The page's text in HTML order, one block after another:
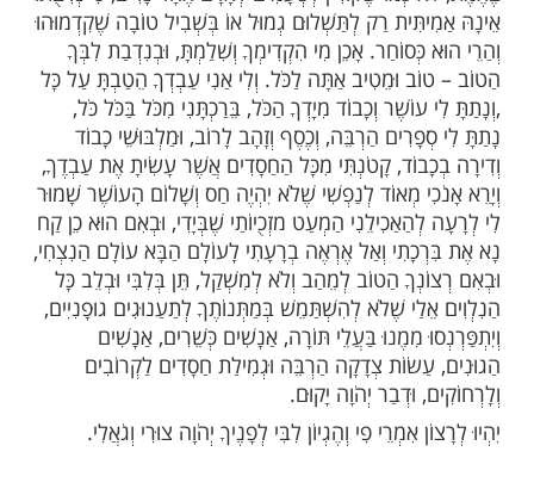
שלנו בתהיליםבלחיצה כאן >>>​
הַזָן מִקַרְנֵי רְאֵמִים וְעַד בֵּיצֵי כִינִים, וְאַתָּה
כָּל צָרְכֵיהֶם, וּנוֹסָף עַל הַצְרָכִים הַהֶכְרֵחִיִים אַתָּה
בּמִילוּי וָרֶיוַח וְעוֹשֶׁר וְכָבוֹד.
עוֹשֶׂה בְּנִדְבַת לִבְּךָ הַטוֹב. כִּי אַתָּה הוּא נָדִיב
שֶׁקוֹרִין לְפְעָמִים לְאָדָם אֶחָד נָדִיב, כִּי נְדִבֻתוֹ
רַק לְתַּשְׁלוּם גְמוּל אוֹ בְּשְׁבִיל טוֹבָה שֶׁקִדְמוּהוּ
כְּסוֹחַר. אָכֵן מִי הִקְדִימְךָ וְשִׁלַמְתָּ, וּבְנִדְבַת לִבְּךָ
וּמֵטִיב אַתָּה לַכֹּל. וְלִי אַנִי עַבְדְךָ הֵטַבְתָּ עַל כָּל
וְכָבוֹד מִיָדְךָ הַכֹּל, בֵּרַכְתָּנִי מִכֹּל בַּכֹּל כֹּל,
הַרְבֵּה, וְכֶסֶף וְזָהָב לָרוֹב, וּמַלְבּוּשֵׁי כָבוֹד
קָטֹנְתִּי מִכָּל הַחַסָדִים אֲשֶׁר עָשִׂיתָ אֶת עַבְדֶךָ,